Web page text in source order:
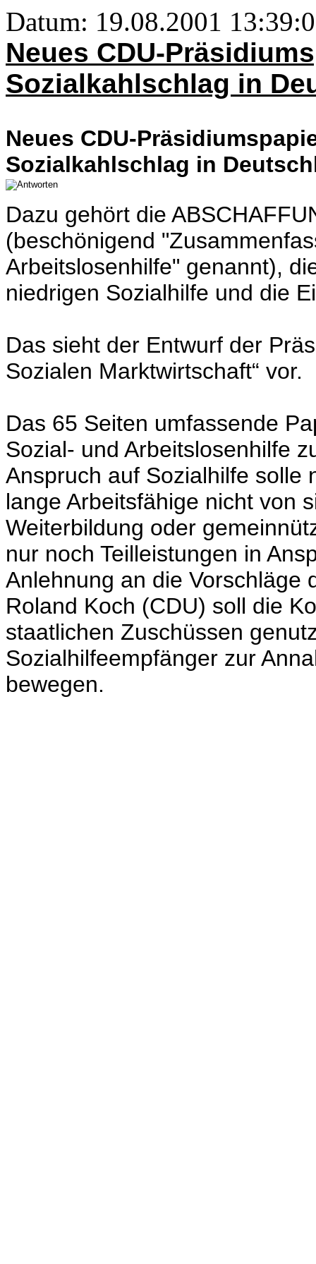
Datum: 19.08.2001
Neues CDU-
Sozialkahlschlag in
Neues CDU-
Sozialkahlschlag in
Dazu gehört die
(beschönigend
Arbeitslosenhilfe" genannt),
niedrigen Sozialhilfe und die
Das sieht der Entwurf der
Sozialen Marktwirtschaft“ vor.
Das 65 Seiten umfassende
Sozial- und Arbeitslosenhilfe
Anspruch auf Sozialhilfe solle
lange Arbeitsfähige nicht von
Weiterbildung oder
nur noch Teilleistungen in
Anlehnung an die Vorschläge
Roland Koch (CDU) soll die
staatlichen Zuschüssen
Sozialhilfeempfänger zur
bewegen.